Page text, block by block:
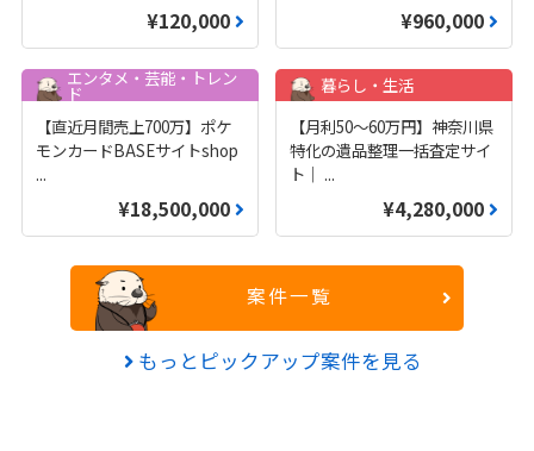
¥120,000 ¥960,000
エンタメ・芸能・トレン
ド
【直近月間売上700万】ポケ
モンカードBASEサイトshop
...
¥18,500,000
暮らし・生活
【月利50〜60万円】神奈川県
特化の遺品整理一括査定サイ
ト｜ ...
¥4,280,000
案件一覧
もっとピックアップ案件を見る